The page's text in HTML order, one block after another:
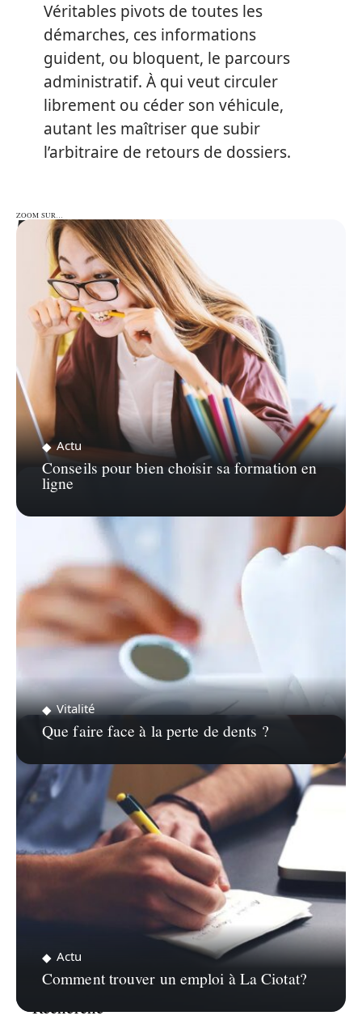
Véritables pivots de toutes les
démarches, ces informations
guident, ou bloquent, le parcours
administratif. À qui veut circuler
librement ou céder son véhicule,
autant les maîtriser que subir
l’arbitraire de retours de dossiers.
ZOOM SUR…
ZOOM SUR…
Actu
Conseils pour bien choisir sa formation en
ligne
Vitalité
Que faire face à la perte de dents ?
Actu
Comment trouver un emploi à La Ciotat?
Recherche